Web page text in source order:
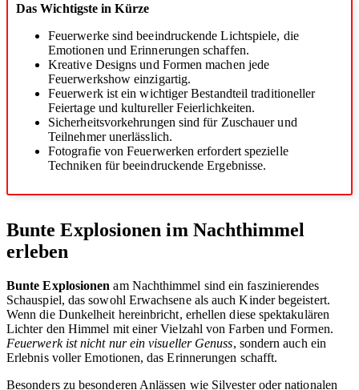
Das Wichtigste in Kürze
Feuerwerke sind beeindruckende Lichtspiele, die
Emotionen und Erinnerungen schaffen.
Kreative Designs und Formen machen jede
Feuerwerkshow einzigartig.
Feuerwerk ist ein wichtiger Bestandteil traditioneller
Feiertage und kultureller Feierlichkeiten.
Sicherheitsvorkehrungen sind für Zuschauer und
Teilnehmer unerlässlich.
Fotografie von Feuerwerken erfordert spezielle
Techniken für beeindruckende Ergebnisse.
Bunte Explosionen im Nachthimmel
erleben
Bunte Explosionen am Nachthimmel sind ein faszinierendes
Schauspiel, das sowohl Erwachsene als auch Kinder begeistert.
Wenn die Dunkelheit hereinbricht, erhellen diese spektakulären
Lichter den Himmel mit einer Vielzahl von Farben und Formen.
Feuerwerk ist nicht nur ein visueller Genuss, sondern auch ein
Erlebnis voller Emotionen, das Erinnerungen schafft.
Besonders zu besonderen Anlässen wie Silvester oder nationalen